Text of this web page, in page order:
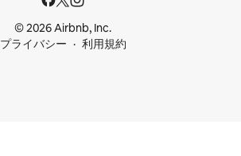
© 2026 Airbnb, Inc.
プライバシー
利用規約